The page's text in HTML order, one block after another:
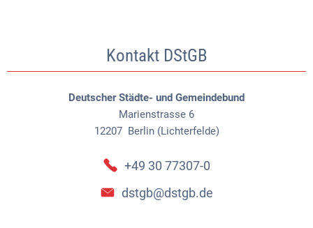
Kontakt DStGB
Deutscher Städte- und Gemeindebund
Marienstrasse 6
12207 Berlin (Lichterfelde)
+49 30 77307-0
dstgb@dstgb.de